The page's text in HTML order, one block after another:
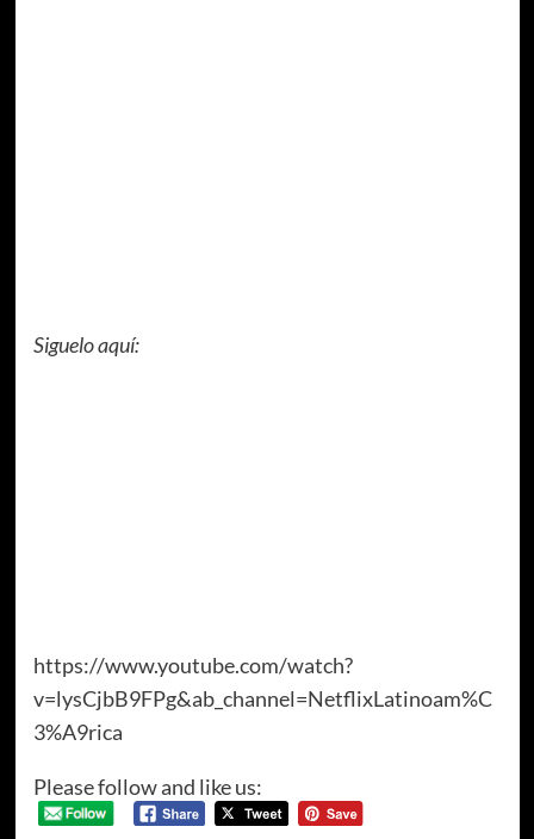
Siguelo aquí:
https://www.youtube.com/watch?
v=lysCjbB9FPg&ab_channel=NetflixLatinoam%C
3%A9rica
Please follow and like us: